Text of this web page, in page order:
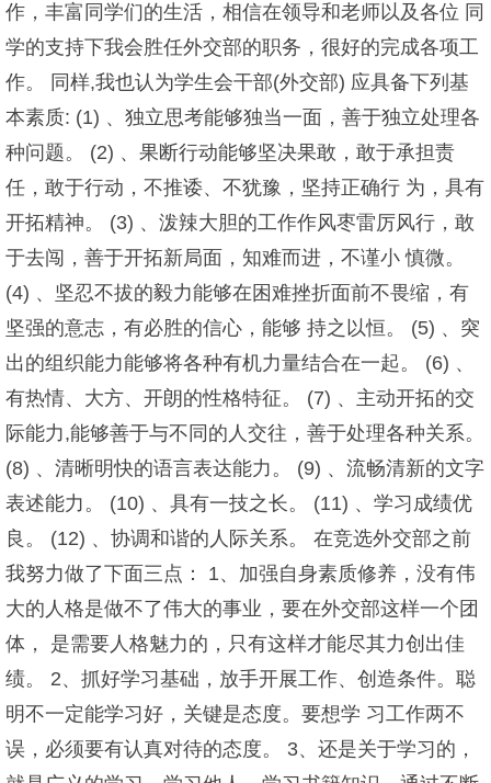
作，丰富同学们的生活，相信在领导和老师以及各位 同
学的支持下我会胜任外交部的职务，很好的完成各项工
作。 同样,我也认为学生会干部(外交部) 应具备下列基
本素质: (1) 、独立思考能够独当一面，善于独立处理各
种问题。 (2) 、果断行动能够坚决果敢，敢于承担责
任，敢于行动，不推诿、不犹豫，坚持正确行 为，具有
开拓精神。 (3) 、泼辣大胆的工作作风枣雷厉风行，敢
于去闯，善于开拓新局面，知难而进，不谨小 慎微。
(4) 、坚忍不拔的毅力能够在困难挫折面前不畏缩，有
坚强的意志，有必胜的信心，能够 持之以恒。 (5) 、突
出的组织能力能够将各种有机力量结合在一起。 (6) 、
有热情、大方、开朗的性格特征。 (7) 、主动开拓的交
际能力,能够善于与不同的人交往，善于处理各种关系。
(8) 、清晰明快的语言表达能力。 (9) 、流畅清新的文字
表述能力。 (10) 、具有一技之长。 (11) 、学习成绩优
良。 (12) 、协调和谐的人际关系。 在竞选外交部之前
我努力做了下面三点： 1、加强自身素质修养，没有伟
大的人格是做不了伟大的事业，要在外交部这样一个团
体， 是需要人格魅力的，只有这样才能尽其力创出佳
绩。 2、抓好学习基础，放手开展工作、创造条件。聪
明不一定能学习好，关键是态度。要想学 习工作两不
误，必须要有认真对待的态度。 3、还是关于学习的，